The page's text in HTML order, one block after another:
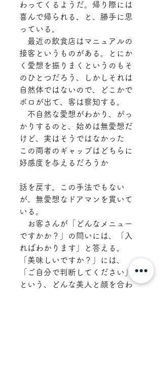
わってくるようだ。帰り際には
喜んで帰られる、と、勝手に思
っている。
最近の飲食店はマニュアルの
接客というものがある。とにか
く愛想を振りまくというのもそ
のひとつだろう、しかしそれは
自然体ではないので、どこかで
ボロが出て、客は察知する。
不自然な愛想がわかり、がっ
かりするのと、始めは無愛想だ
けど、実はそうではなかった
この両者のギャップはどちらに
好感度を与えるだろうか
話を戻す。この手法でもない
が、無愛想なドアマンを貫いて
いる。
お客さんが「どんなメニュー
ですかか？」の問いには、「入
ればわかります」と答える。
「美味しいですか？」には、
「ご自分で判断してください」
という、どんな美人と顔を合わ